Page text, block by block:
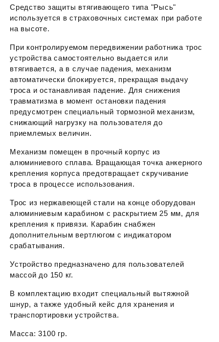
Средство защиты втягивающего типа "Рысь"
используется в страховочных системах при работе
на высоте.
При контролируемом передвижении работника трос
устройства самостоятельно выдается или
втягивается, а в случае падения, механизм
автоматически блокируется, прекращая выдачу
троса и останавливая падение. Для снижения
травматизма в момент остановки падения
предусмотрен специальный тормозной механизм,
снижающий нагрузку на пользователя до
приемлемых величин.
Механизм помещен в прочный корпус из
алюминиевого сплава. Вращающая точка анкерного
крепления корпуса предотвращает скручивание
троса в процессе использования.
Трос из нержавеющей стали на конце оборудован
алюминиевым карабином с раскрытием 25 мм, для
крепления к привязи. Карабин снабжен
дополнительным вертлюгом с индикатором
срабатывания.
Устройство предназначено для пользователей
массой до 150 кг.
В комплектацию входит специальный вытяжной
шнур, а также удобный кейс для хранения и
транспортировки устройства.
Масса: 3100 гр.